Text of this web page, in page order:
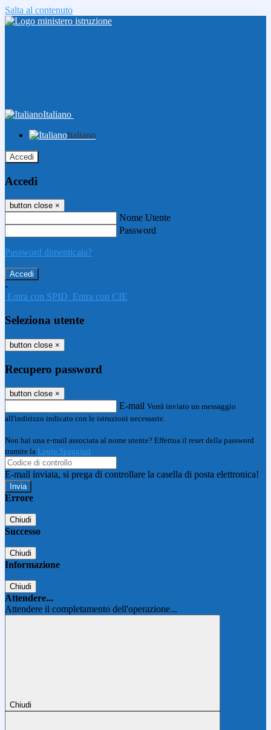
Salta al contenuto
Italiano
Italiano
Accedi
Accedi
button close ×
Nome Utente
Password
Password dimenticata?
-
Entra con SPID Entra con CIE
Seleziona utente
button close ×
Recupero password
button close ×
E-mail Verrà inviato un messaggio
all'indirizzo indicato con le istruzioni necessarie.
Non hai una e-mail associata al nome utente? Effettua il reset della password
tramite la Login Spaggiari
E-mail inviata, si prega di controllare la casella di posta elettronica!
Errore
Chiudi
Successo
Chiudi
Informazione
Chiudi
Attendere...
Attendere il completamento dell'operazione...
Chiudi